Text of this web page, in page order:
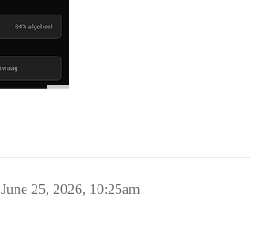
June 25, 2026, 10:25am